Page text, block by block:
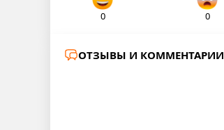
0 0
ОТЗЫВЫ И КОММЕНТАРИИ